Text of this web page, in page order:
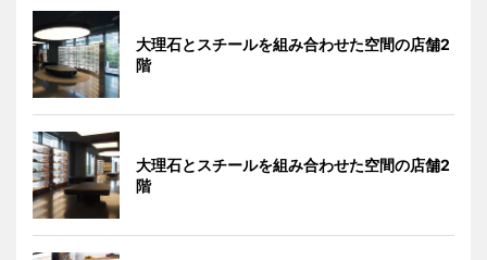
大理石とスチールを組み合わせた空間の店舗2
階
大理石とスチールを組み合わせた空間の店舗2
階